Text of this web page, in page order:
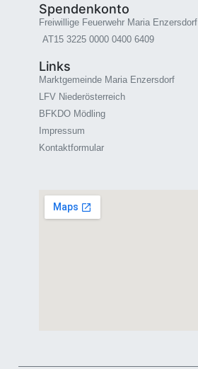
Spendenkonto
Freiwillige Feuerwehr Maria Enzersdorf
AT15 3225 0000 0400 6409
Links
Marktgemeinde Maria Enzersdorf
LFV Niederösterreich
BFKDO Mödling
Impressum
Kontaktformular